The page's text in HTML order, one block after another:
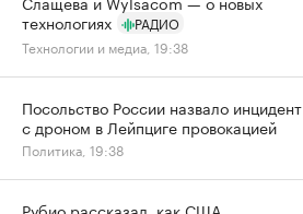
технологиях
РАДИО
Технологии и медиа, 19:38
Посольство России назвало инцидент
с дроном в Лейпциге провокацией
Политика, 19:38